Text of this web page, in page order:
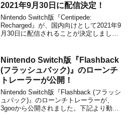
2021年9月30日に配信決定！
Nintendo Switch版『Centipede:
Recharged』が、国内向けとして2021年9
月30日に配信されることが決定しまし
ドゲーム『Centipede (センティピード)』
を現代に...
Nintendo Switch版『Flashback
(フラッシュバック)』のローンチ
トレーラーが公開！
Nintendo Switch版『Flashback (フラッシ
ュバック)』のローンチトレーラーが、
3gooから公開されました。下記より動画